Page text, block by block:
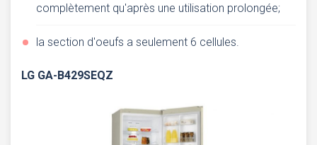
complètement qu'après une utilisation prolongée;
la section d'oeufs a seulement 6 cellules.
LG GA-B429SEQZ